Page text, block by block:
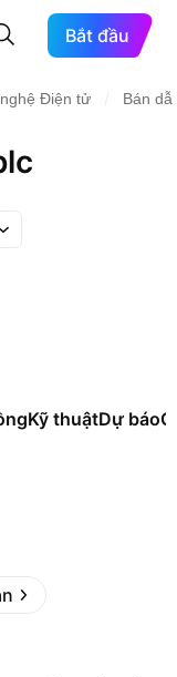
Bắt đầu
Điện tử Bán
Kỹ thuậtDự báo